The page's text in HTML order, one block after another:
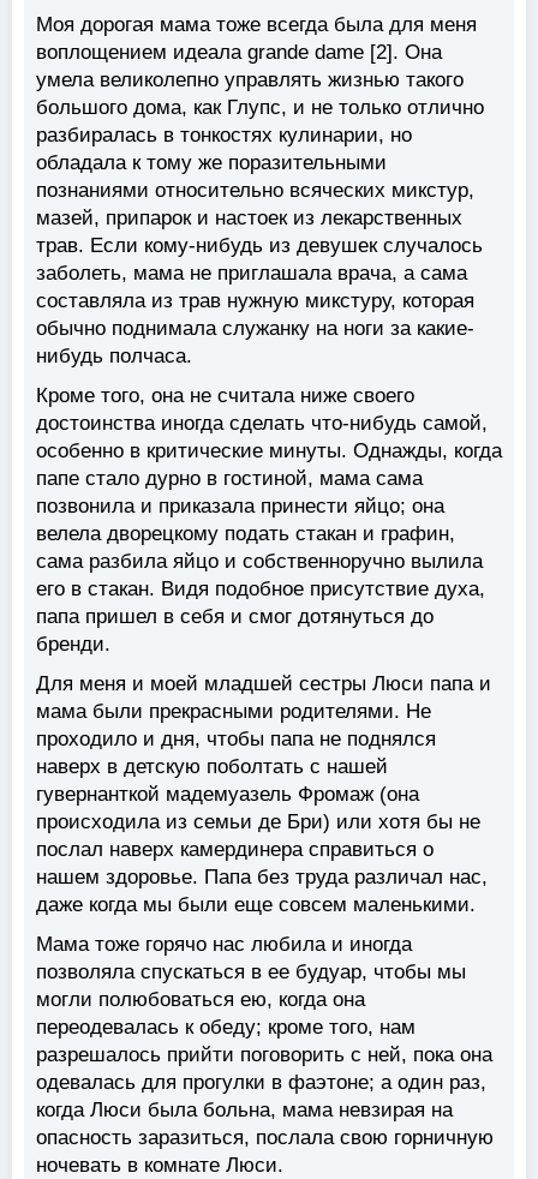
Моя дорогая мама тоже всегда была для меня
воплощением идеала grande dame [2]. Она
умела великолепно управлять жизнью такого
большого дома, как Глупс, и не только отлично
разбиралась в тонкостях кулинарии, но
обладала к тому же поразительными
познаниями относительно всяческих микстур,
мазей, припарок и настоек из лекарственных
трав. Если кому-нибудь из девушек случалось
заболеть, мама не приглашала врача, а сама
составляла из трав нужную микстуру, которая
обычно поднимала служанку на ноги за какие-
нибудь полчаса.
Кроме того, она не считала ниже своего
достоинства иногда сделать что-нибудь самой,
особенно в критические минуты. Однажды, когда
папе стало дурно в гостиной, мама сама
позвонила и приказала принести яйцо; она
велела дворецкому подать стакан и графин,
сама разбила яйцо и собственноручно вылила
его в стакан. Видя подобное присутствие духа,
папа пришел в себя и смог дотянуться до
бренди.
Для меня и моей младшей сестры Люси папа и
мама были прекрасными родителями. Не
проходило и дня, чтобы папа не поднялся
наверх в детскую поболтать с нашей
гувернанткой мадемуазель Фромаж (она
происходила из семьи де Бри) или хотя бы не
послал наверх камердинера справиться о
нашем здоровье. Папа без труда различал нас,
даже когда мы были еще совсем маленькими.
Mама тоже горячо нас любила и иногда
позволяла спускаться в ее будуар, чтобы мы
могли полюбоваться ею, когда она
переодевалась к обеду; кроме того, нам
разрешалось прийти поговорить с ней, пока она
одевалась для прогулки в фаэтоне; а один раз,
когда Люси была больна, мама невзирая на
опасность заразиться, послала свою горничную
ночевать в комнате Люси.